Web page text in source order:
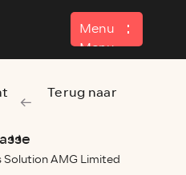
Menu
Menu
Terug naar
Solution AMG Limited